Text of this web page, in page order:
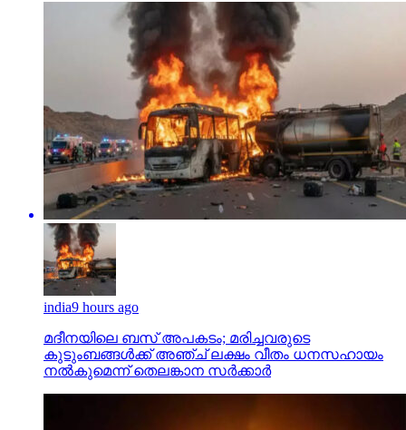
india9 hours ago
മദീനയിലെ ബസ് അപകടം; മരിച്ചവരുടെ
കുടുംബങ്ങള്‍ക്ക് അഞ്ച് ലക്ഷം വീതം ധനസഹായം
നല്‍കുമെന്ന് തെലങ്കാന സര്‍ക്കാര്‍